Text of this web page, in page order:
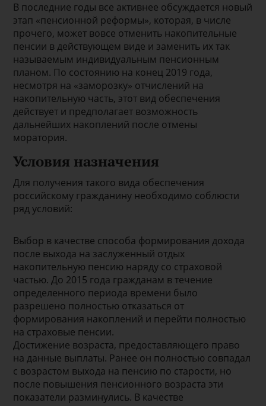
В последние годы все активнее обсуждается новый
этап «пенсионной реформы», которая, в числе
прочего, может вовсе отменить накопительные
пенсии в действующем виде и заменить их так
называемым индивидуальным пенсионным
планом. По состоянию на конец 2019 года,
несмотря на «заморозку» отчислений на
накопительную часть, этот вид обеспечения
действует и предполагает возможность
дальнейших накоплений после отмены
моратория.
Условия назначения
Для получения такого вида обеспечения
российскому гражданину необходимо соблюсти
ряд условий:
Выбор в качестве способа формирования дохода
после выхода на заслуженный отдых
накопительную пенсию наряду со страховой
частью. До 2015 года гражданам в течение
определенного периода времени было
разрешено полностью отказаться от
формирования накоплений и перейти полностью
на страховые пенсии.
Достижение возраста, предоставляющего право
на данные выплаты. Ранее он полностью совпадал
с возрастом выхода на пенсию по старости, но
после повышения пенсионного возраста эти
показатели разминулись. В качестве